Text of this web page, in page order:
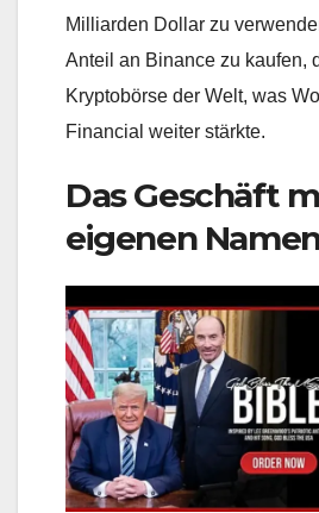
Milliarden Dollar zu
Anteil an Binance zu kaufen,
Kryptobörse der Welt, was
Financial weiter stärkte.
Das Geschäft
eigenen